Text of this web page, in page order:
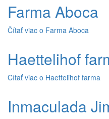
Farma Aboca
Čítať viac o Farma Aboca
Haettelihof
Čítať viac o Haettelihof farma
Inmaculada